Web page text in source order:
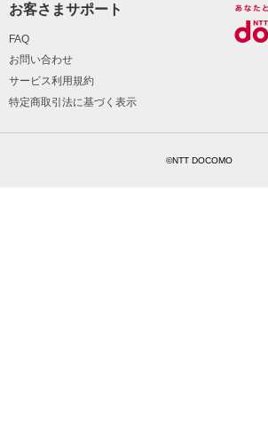
お客さまサポート
FAQ
お問い合わせ
サービス利用規約
特定商取引法に基づく表示
©NTT DOCOMO